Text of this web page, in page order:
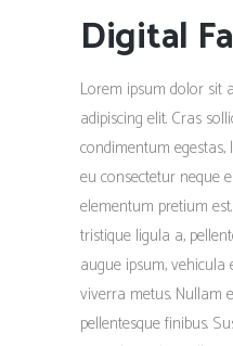
Digital
Lorem ipsum dolor sit
adipiscing elit. Cras
condimentum
eu consectetur neque
elementum pretium
tristique ligula a,
augue ipsum,
viverra metus. Nullam
pellentesque finibus.